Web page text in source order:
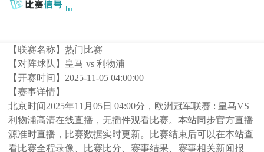
【联赛名称】热门比赛
【对阵球队】 皇马 vs 利物浦
【开赛时间】 2025-11-05 04:00:00
【赛事详情】
北京时间2025年11月05日 04:00分，欧洲冠军联赛 : 皇马VS
利物浦高清在线直播，无插件观看比赛。本站同步官方直播
源准时直播，比赛数据实时更新。比赛结束后可以在本站查
看比赛全程录像、比赛比分、赛事结果、赛事相关新闻报